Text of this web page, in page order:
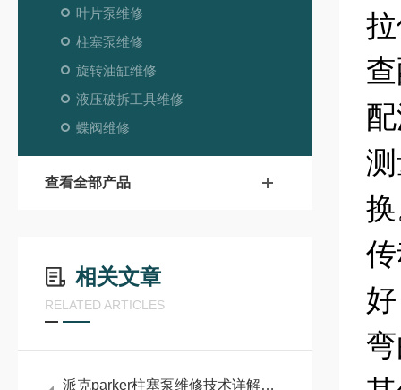
叶片泵维修
柱塞泵维修
旋转油缸维修
液压破拆工具维修
蝶阀维修
查看全部产品
相关文章
RELATED ARTICLES
派克parker柱塞泵维修技术详解：常见故障诊断与维护策略